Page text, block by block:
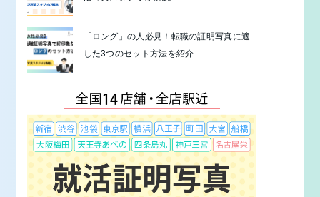
「ロング」の人必見！転職の証明写真に適
した3つのセット方法を紹介